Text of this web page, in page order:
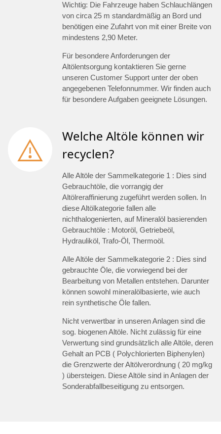
Wichtig: Die Fahrzeuge haben Schlauchlängen
von circa 25 m standardmäßig an Bord und
benötigen eine Zufahrt von mit einer Breite von
mindestens 2,90 Meter.
Für besondere Anforderungen der
Altölentsorgung kontaktieren Sie gerne
unseren Customer Support unter der oben
angegebenen Telefonnummer. Wir finden auch
für besondere Aufgaben geeignete Lösungen.
Welche Altöle können wir
recyclen?
Alle Altöle der Sammelkategorie 1 : Dies sind
Gebrauchtöle, die vorrangig der
Altölreraffinierung zugeführt werden sollen. In
diese Altölkategorie fallen alle
nichthalogenierten, auf Mineralöl basierenden
Gebrauchtöle : Motoröl, Getriebeöl,
Hydrauliköl, Trafo-Öl, Thermoöl.
Alle Altöle der Sammelkategorie 2 : Dies sind
gebrauchte Öle, die vorwiegend bei der
Bearbeitung von Metallen entstehen. Darunter
können sowohl mineralölbasierte, wie auch
rein synthetische Öle fallen.
Nicht verwertbar in unseren Anlagen sind die
sog. biogenen Altöle. Nicht zulässig für eine
Verwertung sind grundsätzlich alle Altöle, deren
Gehalt an PCB ( Polychlorierten Biphenylen)
die Grenzwerte der Altölverordnung ( 20 mg/kg
) übersteigen. Diese Altöle sind in Anlagen der
Sonderabfallbeseitigung zu entsorgen.